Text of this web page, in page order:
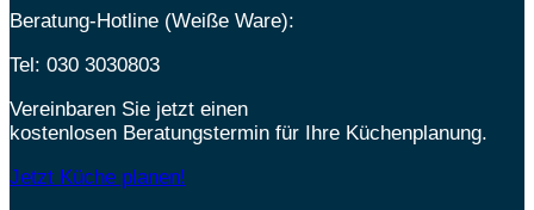
Beratung-Hotline (Weiße Ware):
Tel: 030 3030803
Vereinbaren Sie jetzt einen
kostenlosen Beratungstermin für Ihre Küchenplanung.
Jetzt Küche planen!